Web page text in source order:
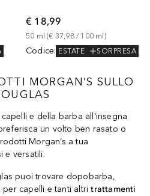
€ 18,99
50 ml (€ 37,98 / 100 ml )
Codice: ESTATE SORPRESA
MORGAN’S SULLO
e della barba all'insegna
un volto ben rasato o
Morgan’s a tua
e versatili.
puoi trovare dopobarba,
per capelli e tanti altritrattamenti